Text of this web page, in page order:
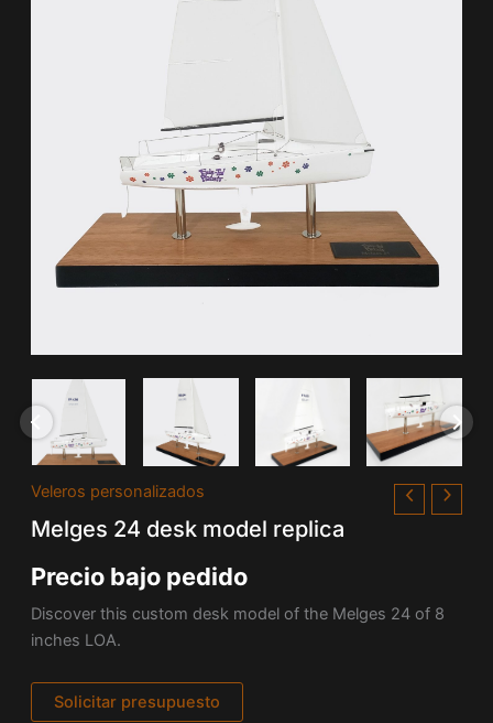
Veleros personalizados
Melges 24 desk model replica
Precio bajo pedido
Discover this custom desk model of the Melges 24 of 8
inches LOA.
Solicitar presupuesto